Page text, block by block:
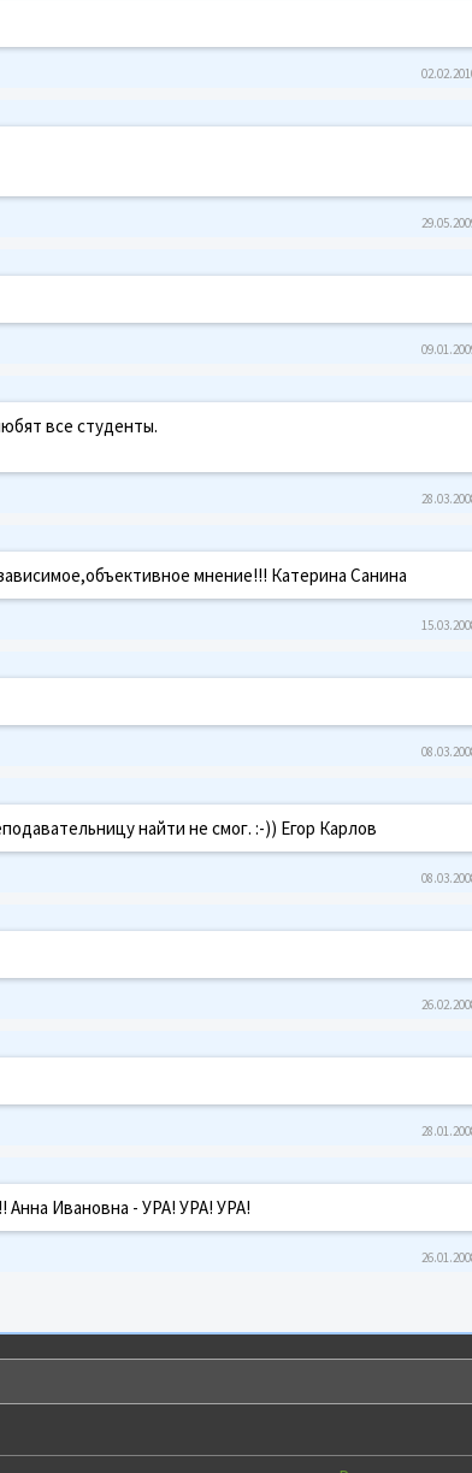
все студенты.
мнение!!! Катерина Санина
найти не смог. :-)) Егор Карлов
Анна Ивановна - УРА! УРА! УРА!